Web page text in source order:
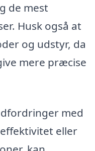
de mest
Husk også at
og udstyr, da
mere præcise
med
eller